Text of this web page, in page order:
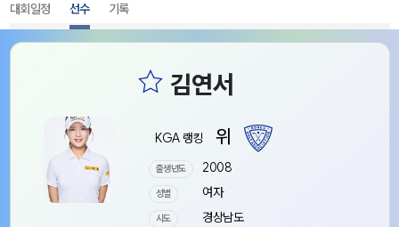
대회일정 선수 기록
KGA 랭킹 위
출생년도 2008
성별 여자
시도 경상남도